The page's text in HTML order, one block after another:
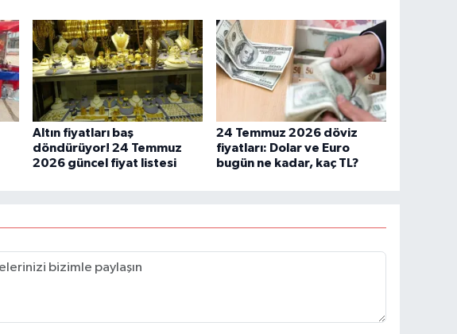
Altın fiyatları baş
döndürüyor! 24 Temmuz
2026 güncel fiyat listesi
24 Temmuz 2026 döviz
fiyatları: Dolar ve Euro
bugün ne kadar, kaç TL?